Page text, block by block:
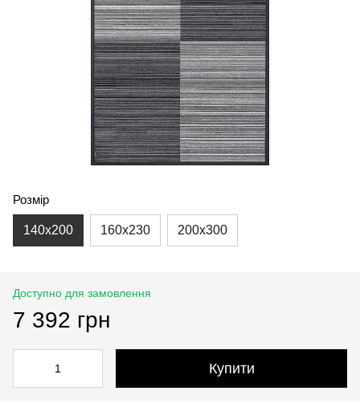
Розмір
140x200 160x230 200x300
Доступно для замовлення
7 392 грн
Купити